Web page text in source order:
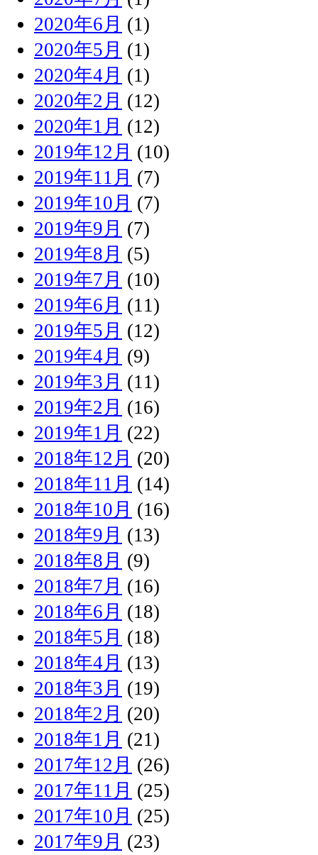
2020年6月 (1)
2020年5月 (1)
2020年4月 (1)
2020年2月 (12)
2020年1月 (12)
2019年12月 (10)
2019年11月 (7)
2019年10月 (7)
2019年9月 (7)
2019年8月 (5)
2019年7月 (10)
2019年6月 (11)
2019年5月 (12)
2019年4月 (9)
2019年3月 (11)
2019年2月 (16)
2019年1月 (22)
2018年12月 (20)
2018年11月 (14)
2018年10月 (16)
2018年9月 (13)
2018年8月 (9)
2018年7月 (16)
2018年6月 (18)
2018年5月 (18)
2018年4月 (13)
2018年3月 (19)
2018年2月 (20)
2018年1月 (21)
2017年12月 (26)
2017年11月 (25)
2017年10月 (25)
2017年9月 (23)